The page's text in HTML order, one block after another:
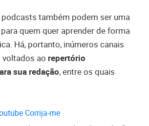
podcasts também podem ser uma
quem quer aprender de forma
Há, portanto, inúmeros canais
ao repertório
sua redação, entre os quais
Corrija-me